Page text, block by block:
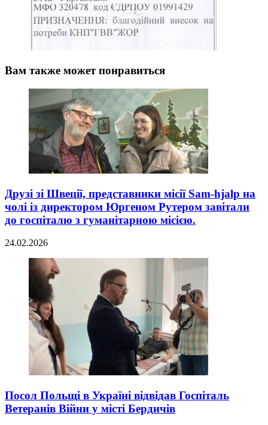
Вам также может понравиться
Друзі зі Швеції, представники місії Sam-hjalp на
чолі із директором Юргеном Рутером завітали
до госпіталю з гуманітарною місією.
24.02.2026
Посол Польщі в Україні відвідав Госпіталь
Ветеранів Війни у місті Бердичів